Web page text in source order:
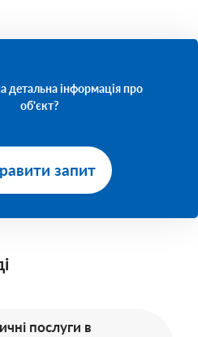
детальна інформація про
об'єкт?
запит
послуги в